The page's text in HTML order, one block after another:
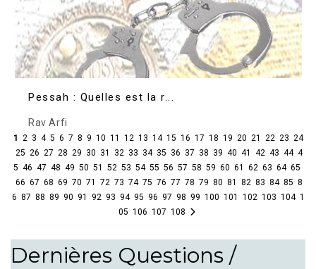
Pessah : Quelles est la r...
Rav Arfi
1 2 3 4 5 6 7 8 9 10 11 12 13 14 15 16 17 18 19 20 21 22 23 24
25 26 27 28 29 30 31 32 33 34 35 36 37 38 39 40 41 42 43 44 4
5 46 47 48 49 50 51 52 53 54 55 56 57 58 59 60 61 62 63 64 65
66 67 68 69 70 71 72 73 74 75 76 77 78 79 80 81 82 83 84 85 8
6 87 88 89 90 91 92 93 94 95 96 97 98 99 100 101 102 103 104 1
05 106 107 108
Dernières Questions /